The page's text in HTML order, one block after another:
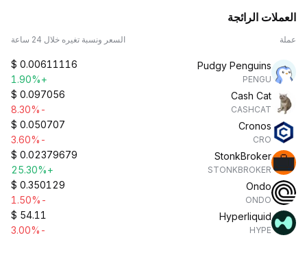
العملات الرائجة
عملة السعر ونسبة تغيره خلال 24 ساعة
Pudgy Penguins
PENGU
$ 0.00611116
+1.90%
Cash Cat
CASHCAT
$ 0.097056
-8.30%
Cronos
CRO
$ 0.050707
-3.60%
StonkBroker
STONKBROKER
$ 0.02379679
+25.30%
Ondo
ONDO
$ 0.350129
-1.50%
Hyperliquid
HYPE
$ 54.11
-3.00%